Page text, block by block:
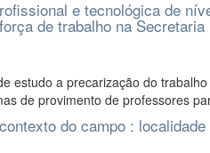
e tecnológica de
de trabalho na
estudo a precarização do
de provimento de professores
do campo :